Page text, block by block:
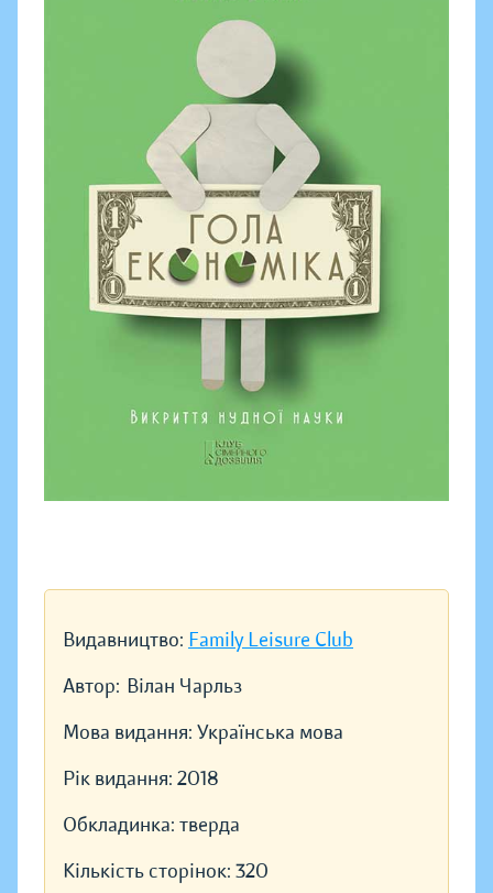
Видавництво: Family Leisure Club
Автор: Вілан Чарльз
Мова видання: Українська мова
Рік видання: 2018
Обкладинка: тверда
Кількість сторінок: 320